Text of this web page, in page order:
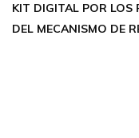
KIT DIGITAL POR LOS
DEL MECANISMO DE